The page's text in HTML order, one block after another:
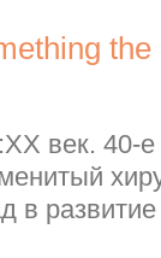
век. 40-е
в